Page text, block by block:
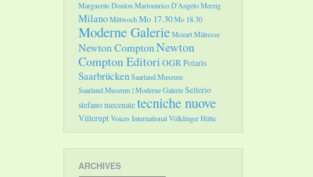
Marguerite DonlonMarioenrico D'AngeloMerzig
MilanoMittwochMo 17.30Mo 18.30
Moderne GalerieMozartMätresse
Newton ComptonNewton
Compton Editori OGRPolaris
SaarbrückenSaarland.Museum
Saarland.Museum | Moderne GalerieSellerio
stefano mecenatetecniche nuove
VilleruptVoices InternationalVölklinger Hütte
ARCHIVES